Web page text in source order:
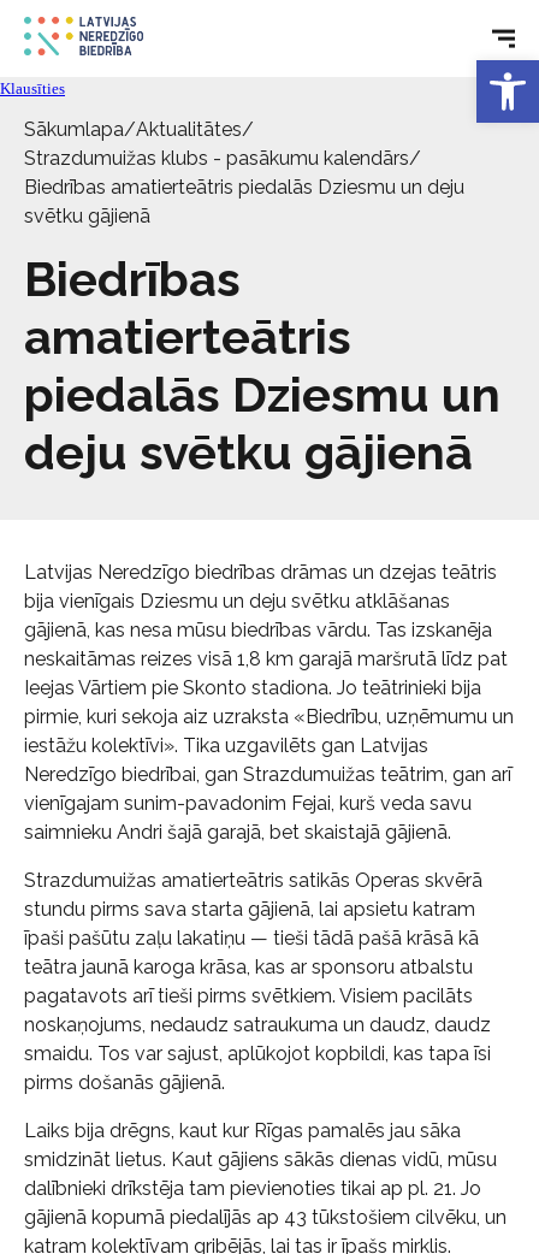
Rehabilitācija
Tehniskie palīglīdzekļi
Aktualitātes
Par biedrību
Kontakti
Klausīties
Sākumlapa/Aktualitātes/
Strazdumuižas klubs - pasākumu kalendārs/
Biedrības amatierteātris piedalās Dziesmu un deju
svētku gājienā
Biedrības
amatierteātris
piedalās Dziesmu un
deju svētku gājienā
Latvijas Neredzīgo biedrības drāmas un dzejas teātris
bija vienīgais Dziesmu un deju svētku atklāšanas
gājienā, kas nesa mūsu biedrības vārdu. Tas izskanēja
neskaitāmas reizes visā 1,8 km garajā maršrutā līdz pat
Ieejas Vārtiem pie Skonto stadiona. Jo teātrinieki bija
pirmie, kuri sekoja aiz uzraksta «Biedrību, uzņēmumu un
iestāžu kolektīvi». Tika uzgavilēts gan Latvijas
Neredzīgo biedrībai, gan Strazdumuižas teātrim, gan arī
vienīgajam sunim-pavadonim Fejai, kurš veda savu
saimnieku Andri šajā garajā, bet skaistajā gājienā.
Strazdumuižas amatierteātris satikās Operas skvērā
stundu pirms sava starta gājienā, lai apsietu katram
īpaši pašūtu zaļu lakatiņu — tieši tādā pašā krāsā kā
teātra jaunā karoga krāsa, kas ar sponsoru atbalstu
pagatavots arī tieši pirms svētkiem. Visiem pacilāts
noskaņojums, nedaudz satraukuma un daudz, daudz
smaidu. Tos var sajust, aplūkojot kopbildi, kas tapa īsi
pirms došanās gājienā.
Laiks bija drēgns, kaut kur Rīgas pamalēs jau sāka
smidzināt lietus. Kaut gājiens sākās dienas vidū, mūsu
dalībnieki drīkstēja tam pievienoties tikai ap pl. 21. Jo
gājienā kopumā piedalījās ap 43 tūkstošiem cilvēku, un
katram kolektīvam gribējās, lai tas ir īpašs mirklis.